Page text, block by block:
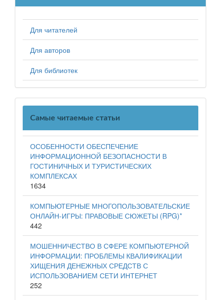
Для читателей
Для авторов
Для библиотек
Самые читаемые статьи
ОСОБЕННОСТИ ОБЕСПЕЧЕНИЕ
ИНФОРМАЦИОННОЙ БЕЗОПАСНОСТИ В
ГОСТИНИЧНЫХ И ТУРИСТИЧЕСКИХ
КОМПЛЕКСАХ
1634
КОМПЬЮТЕРНЫЕ МНОГОПОЛЬЗОВАТЕЛЬСКИЕ
ОНЛАЙН-ИГРЫ: ПРАВОВЫЕ СЮЖЕТЫ (RPG)*
442
МОШЕННИЧЕСТВО В СФЕРЕ КОМПЬЮТЕРНОЙ
ИНФОРМАЦИИ: ПРОБЛЕМЫ КВАЛИФИКАЦИИ
ХИЩЕНИЯ ДЕНЕЖНЫХ СРЕДСТВ С
ИСПОЛЬЗОВАНИЕМ СЕТИ ИНТЕРНЕТ
252